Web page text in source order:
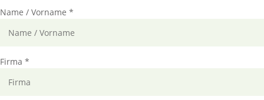
Name / Vorname *
Firma *